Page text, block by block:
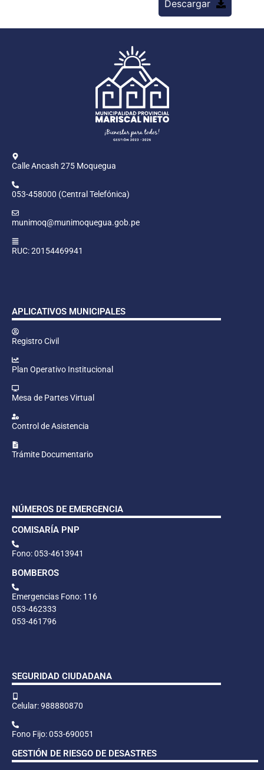
Descargar
Calle Ancash 275 Moquegua
053-458000 (Central Telefónica)
munimoq@munimoquegua.gob.pe
RUC: 20154469941
APLICATIVOS MUNICIPALES
Registro Civil
Plan Operativo Institucional
Mesa de Partes Virtual
Control de Asistencia
Trámite Documentario
NÚMEROS DE EMERGENCIA
COMISARÍA PNP
Fono: 053-4613941
BOMBEROS
Emergencias Fono: 116
053-462333
053-461796
SEGURIDAD CIUDADANA
Celular: 988880870
Fono Fijo: 053-690051
GESTIÓN DE RIESGO DE DESASTRES